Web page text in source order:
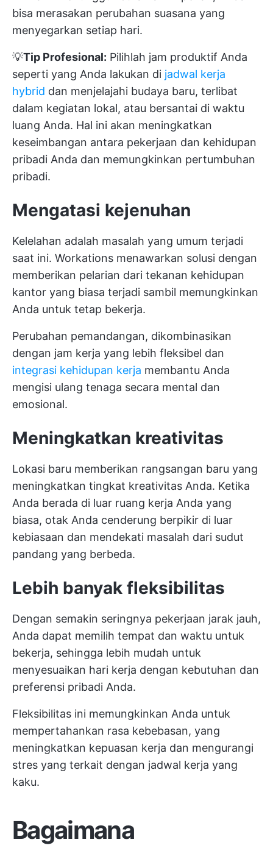
bisa merasakan perubahan suasana yang
menyegarkan setiap hari.
💡Tip Profesional: Pilihlah jam produktif Anda
seperti yang Anda lakukan di jadwal kerja
hybrid dan menjelajahi budaya baru, terlibat
dalam kegiatan lokal, atau bersantai di waktu
luang Anda. Hal ini akan meningkatkan
keseimbangan antara pekerjaan dan kehidupan
pribadi Anda dan memungkinkan pertumbuhan
pribadi.
Mengatasi kejenuhan
Kelelahan adalah masalah yang umum terjadi
saat ini. Workations menawarkan solusi dengan
memberikan pelarian dari tekanan kehidupan
kantor yang biasa terjadi sambil memungkinkan
Anda untuk tetap bekerja.
Perubahan pemandangan, dikombinasikan
dengan jam kerja yang lebih fleksibel dan
integrasi kehidupan kerja membantu Anda
mengisi ulang tenaga secara mental dan
emosional.
Meningkatkan kreativitas
Lokasi baru memberikan rangsangan baru yang
meningkatkan tingkat kreativitas Anda. Ketika
Anda berada di luar ruang kerja Anda yang
biasa, otak Anda cenderung berpikir di luar
kebiasaan dan mendekati masalah dari sudut
pandang yang berbeda.
Lebih banyak fleksibilitas
Dengan semakin seringnya pekerjaan jarak jauh,
Anda dapat memilih tempat dan waktu untuk
bekerja, sehingga lebih mudah untuk
menyesuaikan hari kerja dengan kebutuhan dan
preferensi pribadi Anda.
Fleksibilitas ini memungkinkan Anda untuk
mempertahankan rasa kebebasan, yang
meningkatkan kepuasan kerja dan mengurangi
stres yang terkait dengan jadwal kerja yang
kaku.
Bagaimana